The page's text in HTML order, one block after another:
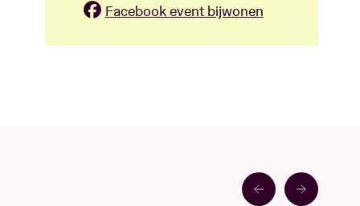
Facebook event bijwonen